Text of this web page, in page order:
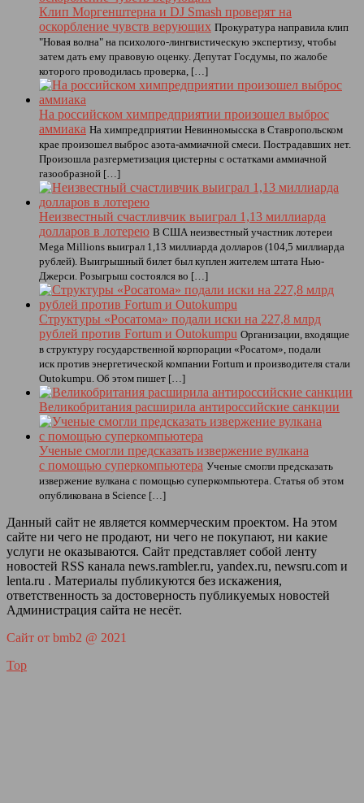
Клип Моргенштерна и DJ Smash проверят на
оскорбление чувств верующих Прокуратура направила клип
"Новая волна" на психолого-лингвистическую экспертизу, чтобы
затем дать ему правовую оценку. Депутат Госдумы, по жалобе
которого проводилась проверка, […]
На российском химпредприятии произошел выброс
аммиака На химпредприятии Невинномысска в Ставропольском
крае произошел выброс азота-аммиачной смеси. Пострадавших нет.
Произошла разгерметизация цистерны с остатками аммиачной
газообразной […]
Неизвестный счастливчик выиграл 1,13 миллиарда
долларов в лотерею В США неизвестный участник лотереи
Mega Millions выиграл 1,13 миллиарда долларов (104,5 миллиарда
рублей). Выигрышный билет был куплен жителем штата Нью-
Джерси. Розыгрыш состоялся во […]
Структуры «Росатома» подали иски на 227,8 млрд
рублей против Fortum и Outokumpu Организации, входящие
в структуру государственной корпорации «Росатом», подали
иск против энергетической компании Fortum и производителя стали
Outokumpu. Об этом пишет […]
Великобритания расширила антироссийские санкции
Ученые смогли предсказать извержение вулкана
с помощью суперкомпьютера Ученые смогли предсказать
извержение вулкана с помощью суперкомпьютера. Статья об этом
опубликована в Science […]
Данный сайт не является коммерческим проектом. На этом
сайте ни чего не продают, ни чего не покупают, ни какие
услуги не оказываются. Сайт представляет собой ленту
новостей RSS канала news.rambler.ru, yandex.ru, newsru.com и
lenta.ru . Материалы публикуются без искажения,
ответственность за достоверность публикуемых новостей
Администрация сайта не несёт.
Сайт от bmb2 @ 2021
Top